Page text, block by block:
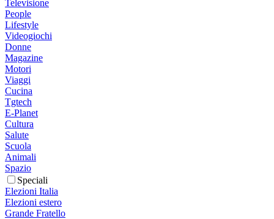
Televisione
People
Lifestyle
Videogiochi
Donne
Magazine
Motori
Viaggi
Cucina
Tgtech
E-Planet
Cultura
Salute
Scuola
Animali
Spazio
Speciali
Elezioni Italia
Elezioni estero
Grande Fratello